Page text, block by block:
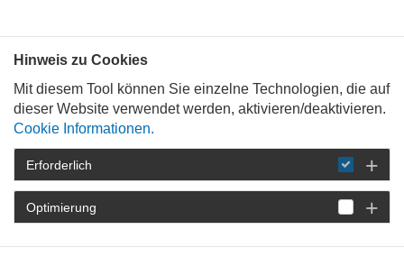
STARTSEITE
FORTBILDUNG
DETAIL
Hinweis zu Cookies
Mit diesem Tool können Sie einzelne Technologien, die auf
dieser Website verwendet werden, aktivieren/deaktivieren.
Cookie Informationen.
Erforderlich
Optimierung